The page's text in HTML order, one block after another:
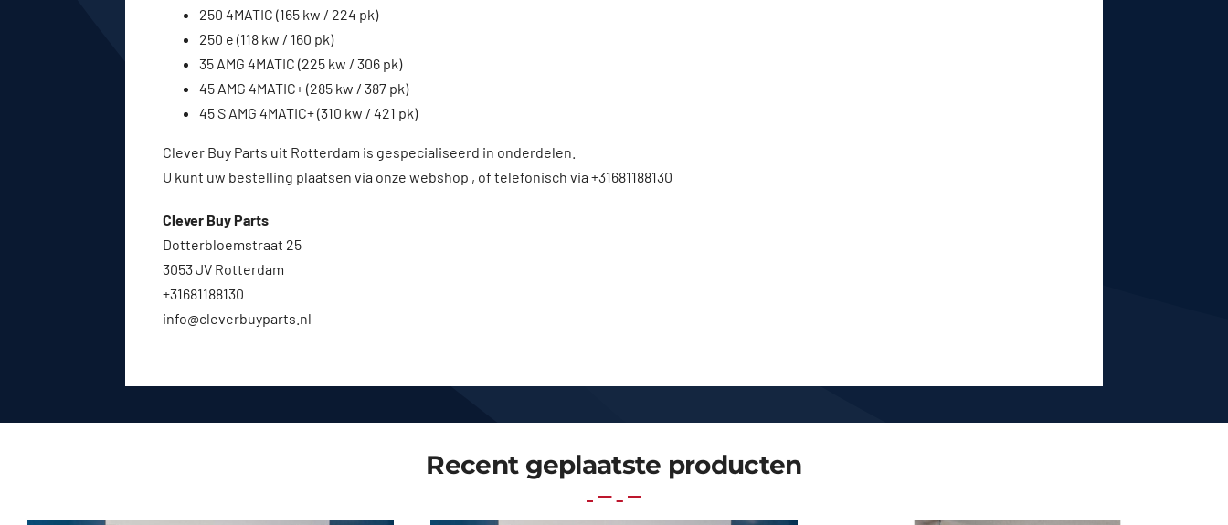
250 4MATIC (165 kw / 224 pk)
250 e (118 kw / 160 pk)
35 AMG 4MATIC (225 kw / 306 pk)
45 AMG 4MATIC+ (285 kw / 387 pk)
45 S AMG 4MATIC+ (310 kw / 421 pk)
Clever Buy Parts uit Rotterdam is gespecialiseerd in onderdelen.
U kunt uw bestelling plaatsen via onze webshop , of telefonisch via +31681188130
Clever Buy Parts
Dotterbloemstraat 25
3053 JV Rotterdam
+31681188130
info@cleverbuyparts.nl
Recent geplaatste producten